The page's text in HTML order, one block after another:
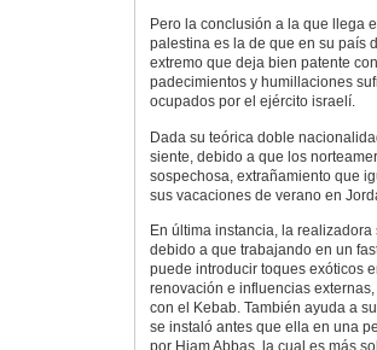
Pero la conclusión a la que llega
palestina es la de que en su país
extremo que deja bien patente
padecimientos y humillaciones
ocupados por el ejército israelí.
Dada su teórica doble
siente, debido a que los
sospechosa, extrañamiento que
sus vacaciones de verano en
En última instancia, la
debido a que trabajando en un
puede introducir toques exóticos
renovación e influencias
con el Kebab. También ayuda a
se instaló antes que ella en una
por Hiam Abbas, la cual es más